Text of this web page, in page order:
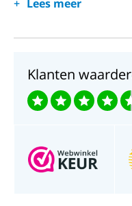
Lees meer
Klanten